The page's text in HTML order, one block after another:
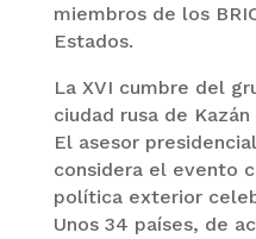
miembros de los
Estados.
La XVI cumbre del
ciudad rusa de
El asesor
considera el evento
política exterior
Unos 34 países, de